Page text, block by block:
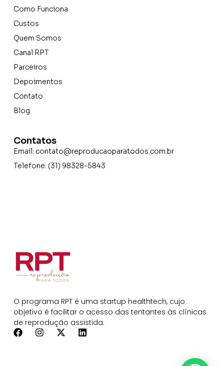
O programa RPT é uma startup healthtech, cujo
objetivo é facilitar o acesso das tentantes às clínicas
de reprodução assistida.
Como Funciona
Custos
Quem Somos
Canal RPT
Parceiros
Depoimentos
Contato
Blog
Contatos
Email: contato@reproducaoparatodos.com.br
Telefone: (31) 98328-5843